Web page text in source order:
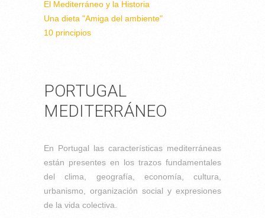
El Mediterráneo y la Historia
Una dieta "Amiga del ambiente"
10 principios
PORTUGAL
MEDITERRÁNEO
En Portugal las características mediterráneas
están presentes en los trazos fundamentales
del clima, geografía, economía, cultura,
urbanismo, organización social y expresiones
de la vida colectiva.